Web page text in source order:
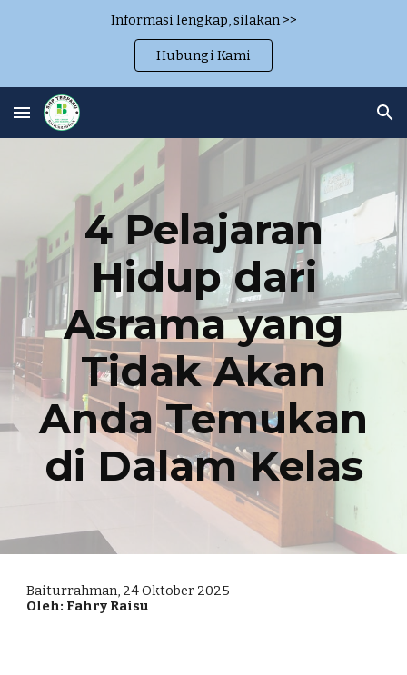
Informasi lengkap, silakan >>
Hubungi Kami
4 Pelajaran
Hidup dari
Asrama yang
Tidak Akan
Anda Temukan
di Dalam Kelas
Baiturrahman, 24Oktober 2025
Oleh: Fahry Raisu